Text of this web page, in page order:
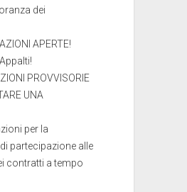
dei
APERTE!
PROVVISORIE
UNA
per la
partecipazione alle
contratti a tempo